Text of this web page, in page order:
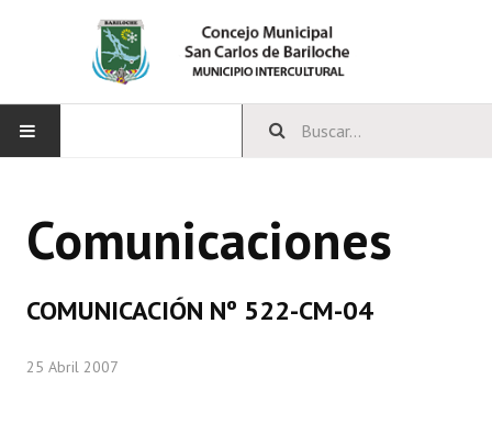
CONCEJO
Comunicaciones
COMUNICACIÓN Nº 522-CM-04
25 Abril 2007